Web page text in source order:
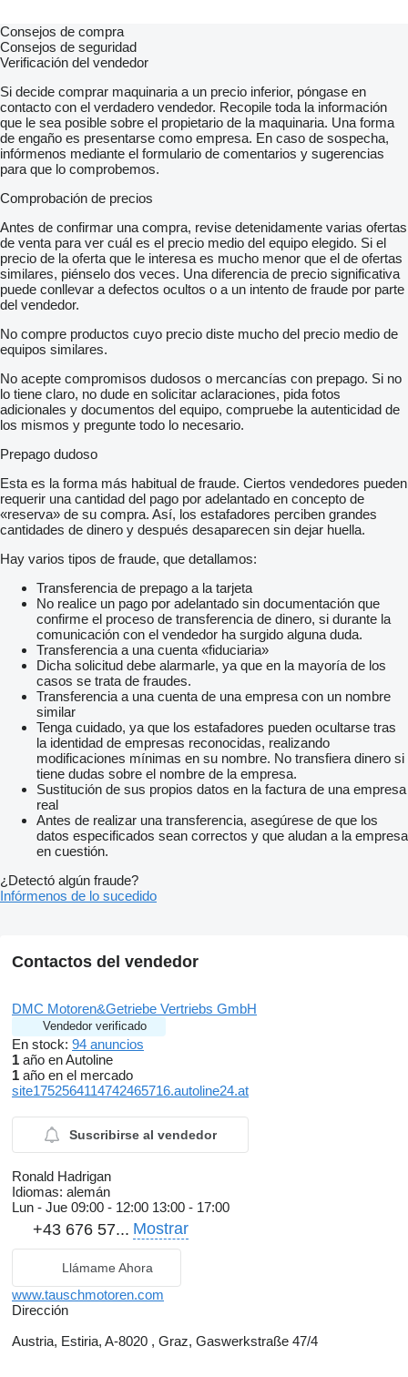
Consejos de compra
Consejos de seguridad
Verificación del vendedor
Si decide comprar maquinaria a un precio inferior, póngase en
contacto con el verdadero vendedor. Recopile toda la información
que le sea posible sobre el propietario de la maquinaria. Una forma
de engaño es presentarse como empresa. En caso de sospecha,
infórmenos mediante el formulario de comentarios y sugerencias
para que lo comprobemos.
Comprobación de precios
Antes de confirmar una compra, revise detenidamente varias ofertas
de venta para ver cuál es el precio medio del equipo elegido. Si el
precio de la oferta que le interesa es mucho menor que el de ofertas
similares, piénselo dos veces. Una diferencia de precio significativa
puede conllevar a defectos ocultos o a un intento de fraude por parte
del vendedor.
No compre productos cuyo precio diste mucho del precio medio de
equipos similares.
No acepte compromisos dudosos o mercancías con prepago. Si no
lo tiene claro, no dude en solicitar aclaraciones, pida fotos
adicionales y documentos del equipo, compruebe la autenticidad de
los mismos y pregunte todo lo necesario.
Prepago dudoso
Esta es la forma más habitual de fraude. Ciertos vendedores pueden
requerir una cantidad del pago por adelantado en concepto de
«reserva» de su compra. Así, los estafadores perciben grandes
cantidades de dinero y después desaparecen sin dejar huella.
Hay varios tipos de fraude, que detallamos:
Transferencia de prepago a la tarjeta
No realice un pago por adelantado sin documentación que
confirme el proceso de transferencia de dinero, si durante la
comunicación con el vendedor ha surgido alguna duda.
Transferencia a una cuenta «fiduciaria»
Dicha solicitud debe alarmarle, ya que en la mayoría de los
casos se trata de fraudes.
Transferencia a una cuenta de una empresa con un nombre
similar
Tenga cuidado, ya que los estafadores pueden ocultarse tras
la identidad de empresas reconocidas, realizando
modificaciones mínimas en su nombre. No transfiera dinero si
tiene dudas sobre el nombre de la empresa.
Sustitución de sus propios datos en la factura de una empresa
real
Antes de realizar una transferencia, asegúrese de que los
datos especificados sean correctos y que aludan a la empresa
en cuestión.
¿Detectó algún fraude?
Infórmenos de lo sucedido
Contactos del vendedor
DMC Motoren&Getriebe Vertriebs GmbH
Vendedor verificado
En stock: 94 anuncios
1 año en Autoline
1 año en el mercado
site1752564114742465716.autoline24.at
Suscribirse al vendedor
Ronald Hadrigan
Idiomas: alemán
Lun - Jue 09:00 - 12:00 13:00 - 17:00
+43 676 57... Mostrar
Llámame Ahora
www.tauschmotoren.com
Dirección
Austria, Estiria, A-8020 , Graz, Gaswerkstraße 47/4